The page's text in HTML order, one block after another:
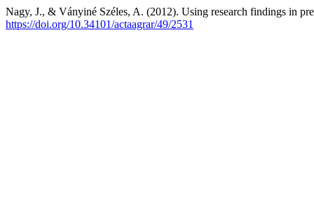
Nagy, J., & Ványiné Széles, A. (2012). Using research findings in
https://doi.org/10.34101/actaagrar/49/2531